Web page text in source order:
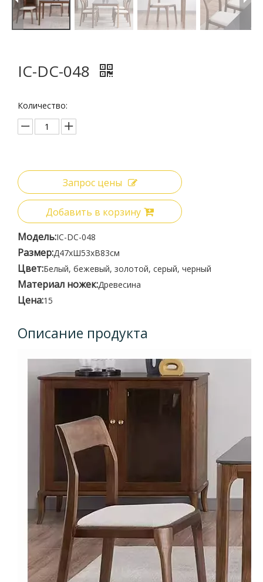
IC-DC-048
Количество:
Запрос цены
Добавить в корзину
Модель:IC-DC-048
Размер:Д47xШ53xВ83см
Цвет:Белый, бежевый, золотой, серый, черный
Материал ножек:Древесина
Цена:15
Описание продукта